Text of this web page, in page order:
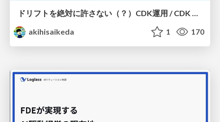
ドリフトを絶対に許さない（？）CDK運用 / CDK Ops with Zero Tolerance for Drifts (?)
akihisaikeda
1 170